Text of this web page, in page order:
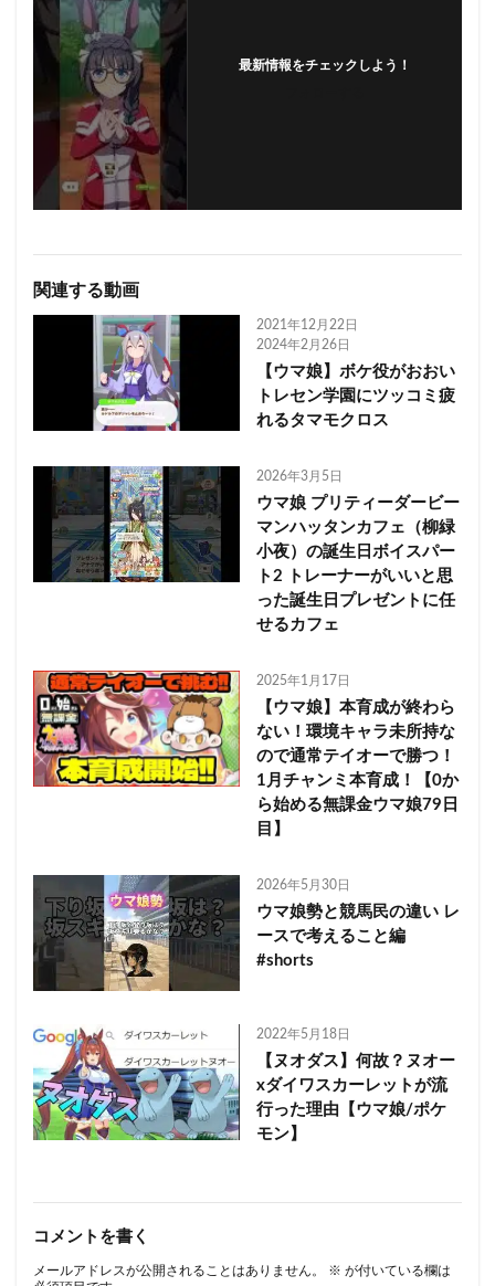
最新情報をチェックしよう！
関連する動画
2021年12月22日
2024年2月26日
【ウマ娘】ボケ役がおおい
トレセン学園にツッコミ疲
れるタマモクロス
2026年3月5日
ウマ娘 プリティーダービー
マンハッタンカフェ（柳緑
小夜）の誕生日ボイスパー
ト2 トレーナーがいいと思
った誕生日プレゼントに任
せるカフェ
2025年1月17日
【ウマ娘】本育成が終わら
ない！環境キャラ未所持な
ので通常テイオーで勝つ！
1月チャンミ本育成！【0か
ら始める無課金ウマ娘79日
目】
2026年5月30日
ウマ娘勢と競馬民の違い レ
ースで考えること編
#shorts
2022年5月18日
【ヌオダス】何故？ヌオー
xダイワスカーレットが流
行った理由【ウマ娘/ポケ
モン】
コメントを書く
メールアドレスが公開されることはありません。 ※ が付いている欄は